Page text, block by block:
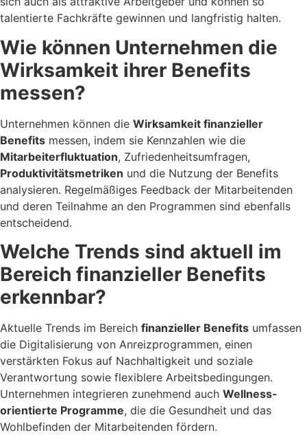
talentierte Fachkräfte gewinnen und langfristig halten.
Wie können Unternehmen die
Wirksamkeit ihrer Benefits
messen?
Unternehmen können die Wirksamkeit finanzieller
Benefits messen, indem sie Kennzahlen wie die
Mitarbeiterfluktuation, Zufriedenheitsumfragen,
Produktivitätsmetriken und die Nutzung der Benefits
analysieren. Regelmäßiges Feedback der Mitarbeitenden
und deren Teilnahme an den Programmen sind ebenfalls
entscheidend.
Welche Trends sind aktuell im
Bereich finanzieller Benefits
erkennbar?
Aktuelle Trends im Bereich finanzieller Benefits umfassen
die Digitalisierung von Anreizprogrammen, einen
verstärkten Fokus auf Nachhaltigkeit und soziale
Verantwortung sowie flexiblere Arbeitsbedingungen.
Unternehmen integrieren zunehmend auch Wellness-
orientierte Programme, die die Gesundheit und das
Wohlbefinden der Mitarbeitenden fördern.